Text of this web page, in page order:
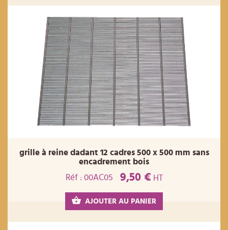
grille à reine dadant 12 cadres 500 x 500 mm sans
encadrement bois
Réf : 00AC05
9,50 € HT
AJOUTER AU PANIER